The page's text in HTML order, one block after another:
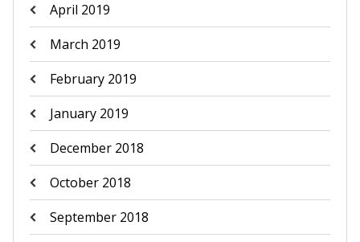
April 2019
March 2019
February 2019
January 2019
December 2018
October 2018
September 2018